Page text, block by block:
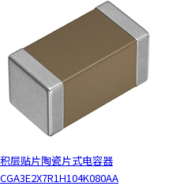
积层贴片陶瓷片式电容器
CGA3E2X7R1H104K080AA